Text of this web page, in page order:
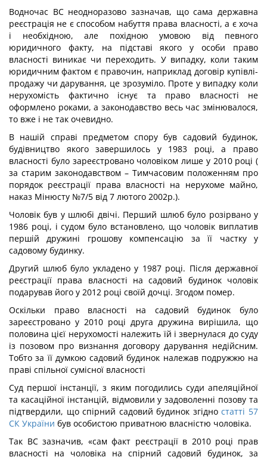
Водночас ВС неодноразово зазначав, що сама державна
реєстрація не є способом набуття права власності, а є хоча
і необхідною, але похідною умовою від певного
юридичного факту, на підставі якого у особи право
власності виникає чи переходить. У випадку, коли таким
юридичним фактом є правочин, наприклад договір купівлі-
продажу чи дарування, це зрозуміло. Проте у випадку коли
нерухомість фактично існує та право власності не
оформлено роками, а законодавство весь час змінювалося,
то вже і не так очевидно.
В нашій справі предметом спору був садовий будинок,
будівництво якого завершилось у 1983 році, а право
власності було зареєстровано чоловіком лише у 2010 році (
за старим законодавством – Тимчасовим положенням про
порядок реєстрації права власності на нерухоме майно,
наказ Мінюсту №7/5 від 7 лютого 2002р.).
Чоловік був у шлюбі двічі. Перший шлюб було розірвано у
1986 році, і судом було встановлено, що чоловік виплатив
першій дружині грошову компенсацію за її частку у
садовому будинку.
Другий шлюб було укладено у 1987 році. Після державної
реєстрації права власності на садовий будинок чоловік
подарував його у 2012 році своїй дочці. Згодом помер.
Оскільки право власності на садовий будинок було
зареєстровано у 2010 році друга дружина вирішила, що
половина цієї нерухомості належить їй і звернулася до суду
із позовом про визнання договору дарування недійсним.
Тобто за її думкою садовий будинок належав подружжю на
праві спільної сумісної власності
Суд першої інстанції, з яким погодились суди апеляційної
та касаційної інстанцій, відмовили у задоволенні позову та
підтвердили, що спірний садовий будинок згідностатті 57
СК України був особистою приватною власністю чоловіка.
Так ВС зазначив, «сам факт реєстрації в 2010 році прав
власності на чоловіка на спірний садовий будинок, за